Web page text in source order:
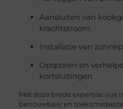
Aansluiten van
krachtstroom
Installatie van
Opsporen en
kortsluitingen
Met deze brede expertise is je
betrouwbaar en